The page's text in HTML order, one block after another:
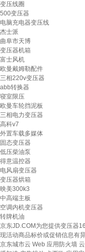
变压线圈
500变压器
电脑充电器变压线
杰士派
曲阜市天博
变压器机箱
富士风机
欧曼戴姆勒配件
三相220v变压器
abb转换器
寝室限压
欧曼车轮挡泥板
三相电力变压器
高科v7
外置车载多媒体
固态变压器
低压柴油泵
得意温控器
电风扇变压器
变压器烘箱
映美300k3
中高端主板
空调内机变压器
转牌机油
京东JD.COM为您提供变压器
现活动商品标价或促销信息有
京东城市云 Web 应用防火墙